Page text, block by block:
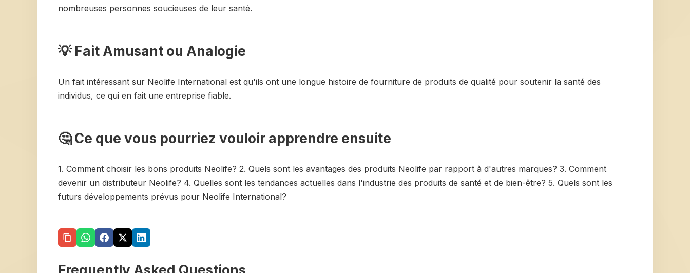
nombreuses personnes soucieuses de leur santé.
💡 Fait Amusant ou Analogie
Un fait intéressant sur Neolife International est qu'ils ont une longue histoire de fourniture de produits de qualité pour soutenir la santé des
individus, ce qui en fait une entreprise fiable.
🤔 Ce que vous pourriez vouloir apprendre ensuite
1. Comment choisir les bons produits Neolife? 2. Quels sont les avantages des produits Neolife par rapport à d'autres marques? 3. Comment
devenir un distributeur Neolife? 4. Quelles sont les tendances actuelles dans l'industrie des produits de santé et de bien-être? 5. Quels sont les
futurs développements prévus pour Neolife International?